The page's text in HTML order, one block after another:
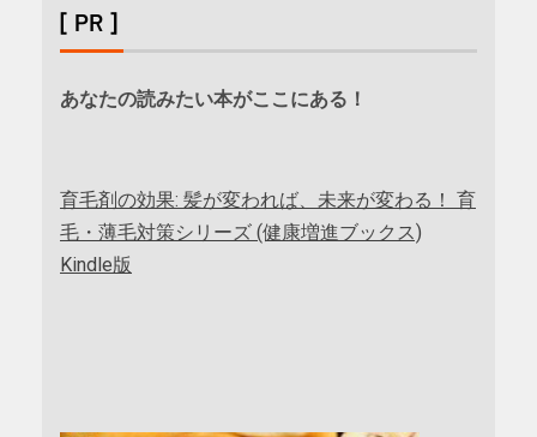
[ PR ]
あなたの読みたい本がここにある！
育毛剤の効果: 髪が変われば、未来が変わる！ 育
毛・薄毛対策シリーズ (健康増進ブックス)
Kindle版